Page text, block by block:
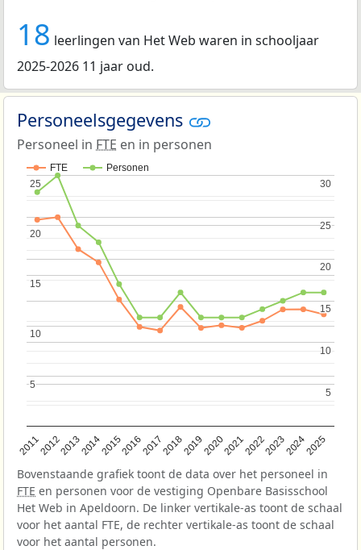
18 leerlingen van Het Web waren in schooljaar
2025-2026 11 jaar oud.
Personeelsgegevens
Personeel in FTE en in personen
FTE Personen
201120122013201420152016201720182019202020212022202320242025
5
5
10
10
15
15
20
20
25
25
5
5
10
10
15
15
20
20
25
25
30
30
Bovenstaande grafiek toont de data over het personeel in
FTE en personen voor de vestiging Openbare Basisschool
Het Web in Apeldoorn. De linker vertikale-as toont de schaal
voor het aantal FTE, de rechter vertikale-as toont de schaal
voor het aantal personen.